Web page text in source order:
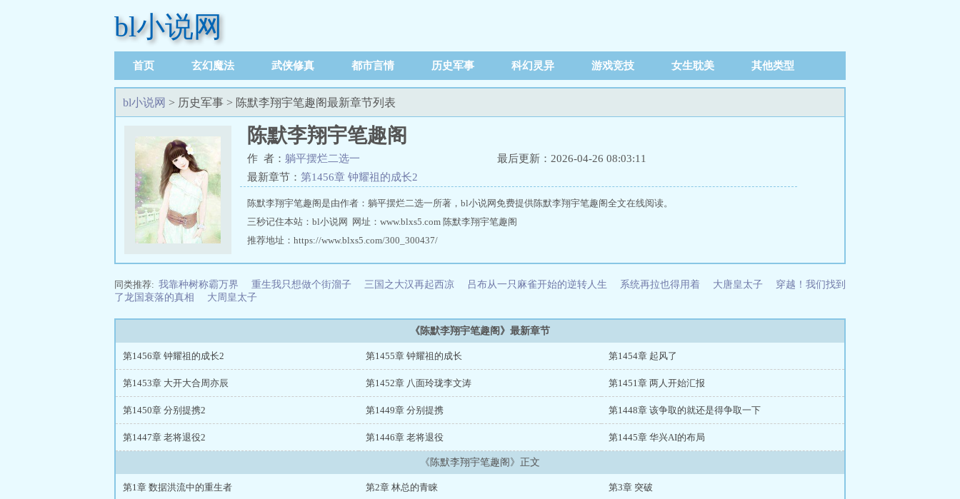
bl小说网
首页 玄幻魔法 武侠修真 都市言情 历史军事 科幻灵异 游戏竞技 女生耽美 其他类型
足迹记录
bl小说网 > 历史军事 > 陈默李翔宇笔趣阁最新章节列表
陈默李翔宇笔趣阁
作 者： 躺平摆烂二选一
最后更新：2026-04-26 08:03:11
最新章节： 第1456章 钟耀祖的成长2
陈默李翔宇笔趣阁是由作者：躺平摆烂二选一所著，bl小说网免费提供陈默李翔宇笔趣阁全文在线阅读。
三秒记住本站：bl小说网 网址：www.blxs5.com 陈默李翔宇笔趣阁
推荐地址：https://www.blxs5.com/300_300437/
同类推荐: 我靠种树称霸万界 重生我只想做个街溜子 三国之大汉再起西凉 吕布从一只麻雀开始的逆转人生 系统再拉也得用着 大唐皇太子
穿越！我们找到
了龙国衰落的真相
大周皇太子
《陈默李翔宇笔趣阁》最新章节
第1456章 钟耀祖的成长2 第1455章 钟耀祖的成长 第1454章 起风了
第1453章 大开大合周亦辰 第1452章 八面玲珑李文涛 第1451章 两人开始汇报
第1450章 分别提携2 第1449章 分别提携 第1448章 该争取的就还是得争取一下
第1447章 老将退役2 第1446章 老将退役 第1445章 华兴AI的布局
《陈默李翔宇笔趣阁》正文
第1章 数据洪流中的重生者 第2章 林总的青睐 第3章 突破